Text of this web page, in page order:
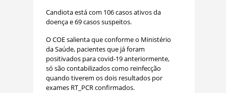
Candiota está com 106 casos ativos da
doença e 69 casos suspeitos.
O COE salienta que conforme o Ministério
da Saúde, pacientes que já foram
positivados para covid-19 anteriormente,
só são contabilizados como reinfecção
quando tiverem os dois resultados por
exames RT_PCR confirmados.